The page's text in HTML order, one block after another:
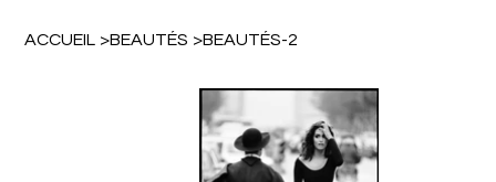
ACCUEIL >BEAUTÉS >BEAUTÉS-2